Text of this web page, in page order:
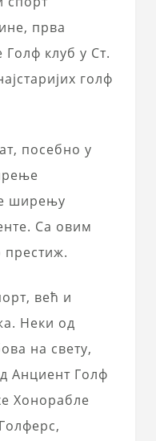
прва
Голф клуб у Ст.
голф
посебно у
ширењу
Са овим
престиж.
већ и
Неки од
на свету,
Анциент Голф
Хонорабле